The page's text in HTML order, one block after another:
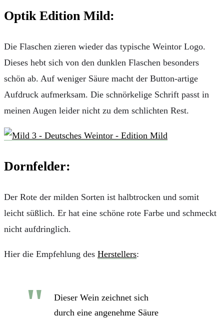
Optik Edition Mild:
Die Flaschen zieren wieder das typische Weintor Logo.
Dieses hebt sich von den dunklen Flaschen besonders
schön ab. Auf weniger Säure macht der Button-artige
Aufdruck aufmerksam. Die schnörkelige Schrift passt in
meinen Augen leider nicht zu dem schlichten Rest.
Dornfelder:
Der Rote der milden Sorten ist halbtrocken und somit
leicht süßlich. Er hat eine schöne rote Farbe und schmeckt
nicht aufdringlich.
Hier die Empfehlung des Herstellers:
Dieser Wein zeichnet sich
durch eine angenehme Säure